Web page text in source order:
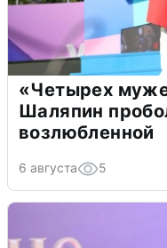
«Четырех
Шаляпин
возлюбленной
6 августа 5